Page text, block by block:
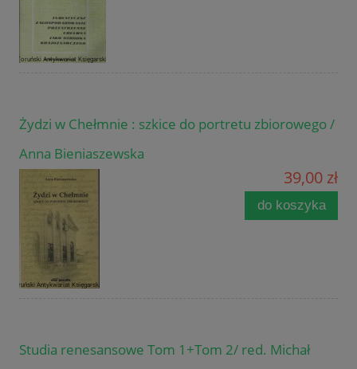
Żydzi w Chełmnie : szkice do portretu zbiorowego /
Anna Bieniaszewska
39,00 zł
do koszyka
Studia renesansowe Tom 1+Tom 2/ red. Michał